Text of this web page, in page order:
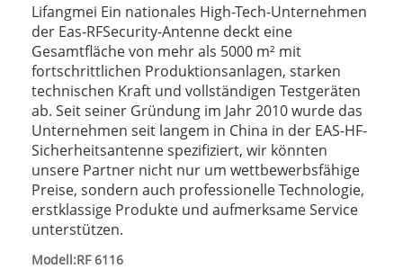
Lifangmei Ein nationales High-Tech-Unternehmen
der Eas-RFSecurity-Antenne deckt eine
Gesamtfläche von mehr als 5000 m² mit
fortschrittlichen Produktionsanlagen, starken
technischen Kraft und vollständigen Testgeräten
ab. Seit seiner Gründung im Jahr 2010 wurde das
Unternehmen seit langem in China in der EAS-HF-
Sicherheitsantenne spezifiziert, wir könnten
unsere Partner nicht nur um wettbewerbsfähige
Preise, sondern auch professionelle Technologie,
erstklassige Produkte und aufmerksame Service
unterstützen.
Modell:RF 6116